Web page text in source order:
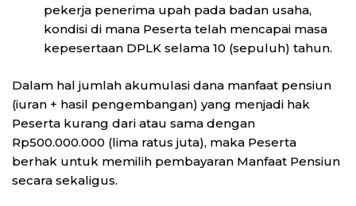
pekerja penerima upah pada badan usaha,
kondisi di mana Peserta telah mencapai masa
kepesertaan DPLK selama 10 (sepuluh) tahun.
Dalam hal jumlah akumulasi dana manfaat pensiun
(iuran + hasil pengembangan) yang menjadi hak
Peserta kurang dari atau sama dengan
Rp500.000.000 (lima ratus juta), maka Peserta
berhak untuk memilih pembayaran Manfaat Pensiun
secara sekaligus.